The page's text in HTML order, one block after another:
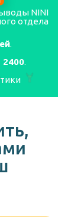
NINI
отдела
.
2400.